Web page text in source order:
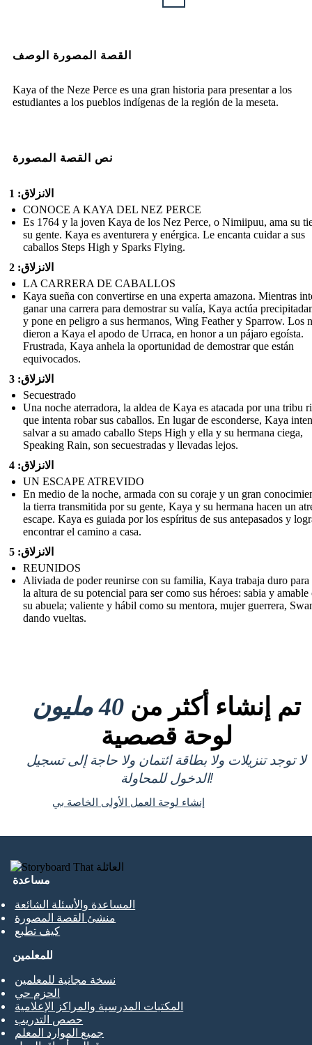
القصة المصورة الوصف
Kaya of the Neze Perce es una gran historia para presentar a los
estudiantes a los pueblos indígenas de la región de la meseta.
نص القصة المصورة
الانزلاق: 1
CONOCE A KAYA DEL NEZ PERCE
Es 1764 y la joven Kaya de los Nez Perce, o Nimiipuu, ama su
su gente. Kaya es aventurera y enérgica. Le encanta cuidar a sus
caballos Steps High y Sparks Flying.
الانزلاق: 2
LA CARRERA DE CABALLOS
Kaya sueña con convertirse en una experta amazona. Mientras
ganar una carrera para demostrar su valía, Kaya actúa
y pone en peligro a sus hermanos, Wing Feather y Sparrow. Los
dieron a Kaya el apodo de Urraca, en honor a un pájaro egoísta.
Frustrada, Kaya anhela la oportunidad de demostrar que están
equivocados.
الانزلاق: 3
Secuestrado
Una noche aterradora, la aldea de Kaya es atacada por una tribu
que intenta robar sus caballos. En lugar de esconderse, Kaya
salvar a su amado caballo Steps High y ella y su hermana ciega,
Speaking Rain, son secuestradas y llevadas lejos.
الانزلاق: 4
UN ESCAPE ATREVIDO
En medio de la noche, armada con su coraje y un gran
la tierra transmitida por su gente, Kaya y su hermana hacen un
escape. Kaya es guiada por los espíritus de sus antepasados y
encontrar el camino a casa.
الانزلاق: 5
REUNIDOS
Aliviada de poder reunirse con su familia, Kaya trabaja duro para
la altura de su potencial para ser como sus héroes: sabia y amable
su abuela; valiente y hábil como su mentora, mujer guerrera,
dando vueltas.
تم إنشاء أكثر من 40 مليون
لوحة قصصية
لا توجد تنزيلات ولا بطاقة ائتمان ولا حاجة إلى تسجيل
الدخول للمحاولة!
إنشاء لوحة العمل الأولى الخاصة بي
مساعدة
المساعدة والأسئلة الشائعة
منشئ القصة المصورة
كيف تطبع
للمعلمين
نسخة مجانية للمعلمين
الحزم حي
المكتبات المدرسية والمراكز الإعلامية
حصص التدريب
جميع الموارد المعلم